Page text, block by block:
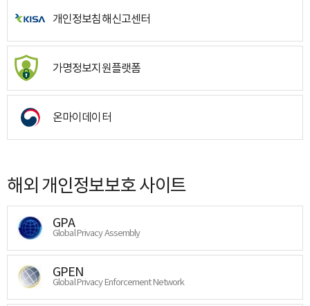
개인정보침해신고센터
가명정보지원플랫폼
온마이데이터
해외 개인정보보호 사이트
GPA
Global Privacy Assembly
GPEN
Global Privacy Enforcement Network